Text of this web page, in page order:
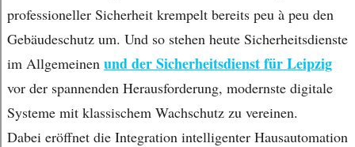
professioneller Sicherheit krempelt bereits peu à peu den
Gebäudeschutz um. Und so stehen heute Sicherheitsdienste
im Allgemeinen und der Sicherheitsdienst für Leipzig
vor der spannenden Herausforderung, modernste digitale
Systeme mit klassischem Wachschutz zu vereinen.
Dabei eröffnet die Integration intelligenter Hausautomation